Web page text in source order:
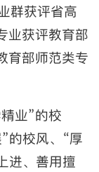
群获评省高
业获评教育部
育部师范类专
业”的校
的校风、“厚
进、善用擅